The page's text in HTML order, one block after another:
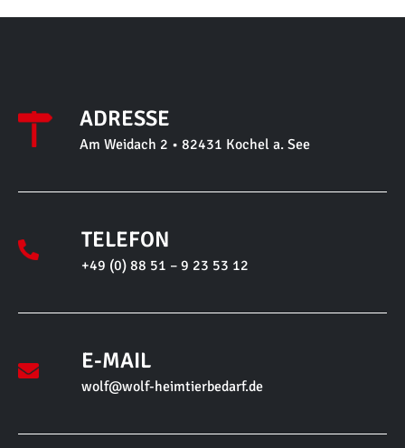
ADRESSE
Am Weidach 2 • 82431 Kochel a. See
TELEFON
+49 (0) 88 51 – 9 23 53 12
E-MAIL
wolf@wolf-heimtierbedarf.de